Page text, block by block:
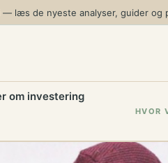
— læs de nyeste analyser, guider og
om investering
HVOR